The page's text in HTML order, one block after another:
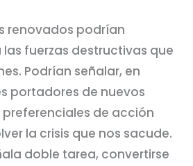
renovados podrían
fuerzas destructivas que
Podrían señalar, en
portadores de nuevos
preferenciales de acción
la crisis que nos sacude.
doble tarea, convertirse